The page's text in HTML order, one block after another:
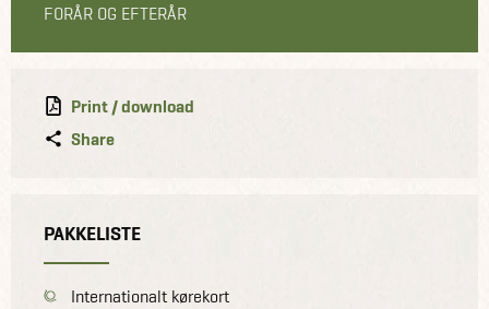
FORÅR OG EFTERÅR
Print / download
Share
PAKKELISTE
Internationalt kørekort